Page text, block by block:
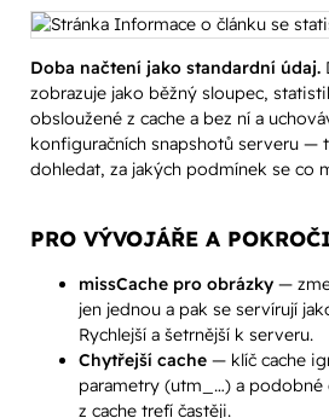
Doba načtení jako standardní údaj.
zobrazuje jako běžný sloupec,
obsloužené z cache a bez ní a
konfiguračních snapshotů serveru —
dohledat, za jakých podmínek se co
PRO VÝVOJÁŘE A
missCache pro obrázky —
jen jednou a pak se servírují
Rychlejší a šetrnější k serveru.
Chytřejší cache — klíč cache
parametry (utm_…) a podobné
z cache trefí častěji.